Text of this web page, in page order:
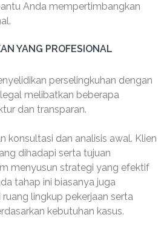
Anda mempertimbangkan
YANG PROFESIONAL
perselingkuhan dengan
melibatkan beberapa
dan transparan.
konsultasi dan analisis awal. Klien
dihadapi serta tujuan
menyusun strategi yang efektif
tahap ini biasanya juga
ruang lingkup pekerjaan serta
kebutuhan kasus.